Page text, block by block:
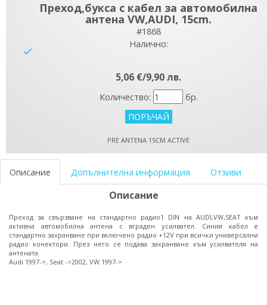
Преход,букса с кабел за автомобилна
антена VW,AUDI, 15cm.
#1868
Налично:
5,06 €/9,90 лв.
Количество: бр.
PRE ANTENA 15CM ACTIVE
Описание Допълнителна информация Отзиви
Описание
Преход за свързване на стандартно радио1 DIN на AUDI,VW,SEAT към
активна автомобилна антена с вграден усилвател. Синия кабел е
стандартно захранване при включено радио +12V при всички универсални
радио конектори. През него се подава захранване към усилвателя на
антената.
Audi 1997->, Seat ->2002, VW 1997->